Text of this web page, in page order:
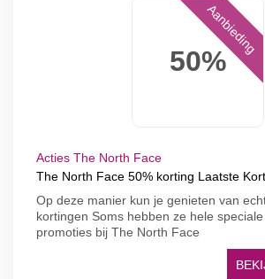
50%
Aanbieding
Acties The North Face
The North Face 50% korting Laatste
Op deze manier kun je genieten van
kortingen Soms hebben ze hele
promoties bij The North Face